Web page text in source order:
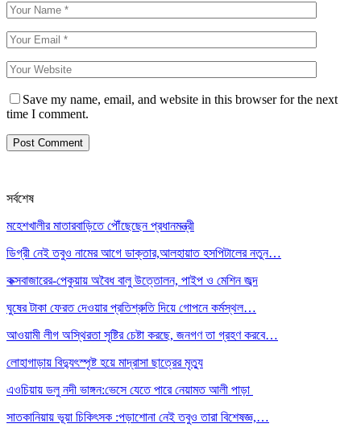
Save my name, email, and website in this browser for the next
time I comment.
সর্বশেষ
মহেশখালীর মাতারবাড়িতে পৌঁছেছেন প্রধানমন্ত্রী
ডিগ্রী নেই তবুও নামের আগে ডাক্তার,আলহায়াত হসপিটালের নতুন…
কক্সবাজারের-পেকুয়ায় অবৈধ বালু উত্তোলন, পাইপ ও মেশিন জব্দ
ঘুষের টাকা ফেরত দেওয়ার প্রতিশ্রুতি দিয়ে গোপনে কর্মস্থল…
আওয়ামী লীগ অস্থিরতা সৃষ্টির চেষ্টা করছে, জনগণ তা গ্রহণ করবে…
লোহাগাড়ায় বিদ্যুৎস্পৃষ্ট হয়ে মাদ্রাসা ছাত্রের মৃত্যু
এওচিয়ায় ডলু নদী ভাঙ্গন:ভেসে যেতে পারে নেয়ামত আলী পাড়া
সাতকানিয়ায় ভূয়া চিকিৎসক :পড়াশোনা নেই তবুও তারা বিশেষজ্ঞ,…